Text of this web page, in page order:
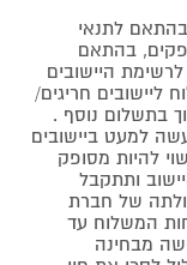
לתנאי
בהתאם
היישובים
חריגים/
בתשלום נוסף .
למעט ביישובים
להיות מסופק
ותתקבל
של חברת
המשלוח עד
מבחינה